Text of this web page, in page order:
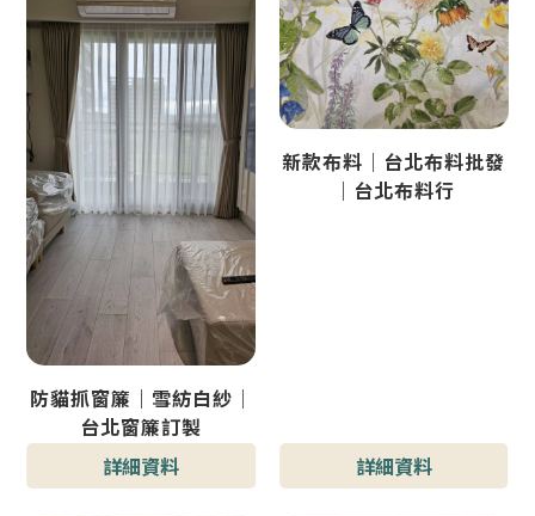
防貓抓窗簾｜雪紡白紗｜
台北窗簾訂製
詳細資料
新款布料｜台北布料批發
｜台北布料行
詳細資料